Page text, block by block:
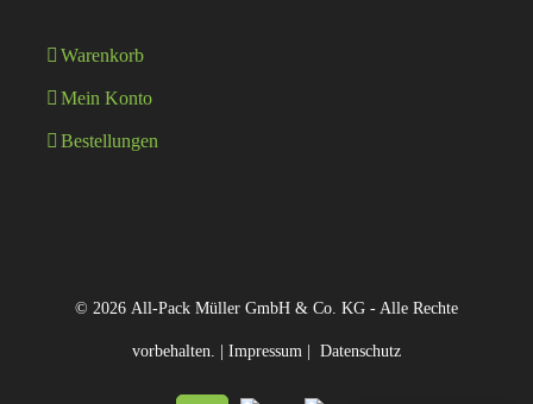
Warenkorb
Mein Konto
Bestellungen
© 2026 All-Pack Müller GmbH & Co. KG - Alle Rechte
vorbehalten. | Impressum | Datenschutz